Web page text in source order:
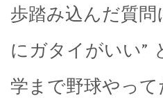
歩踏み込んだ質
にガタイがいい”
学まで野球やっ